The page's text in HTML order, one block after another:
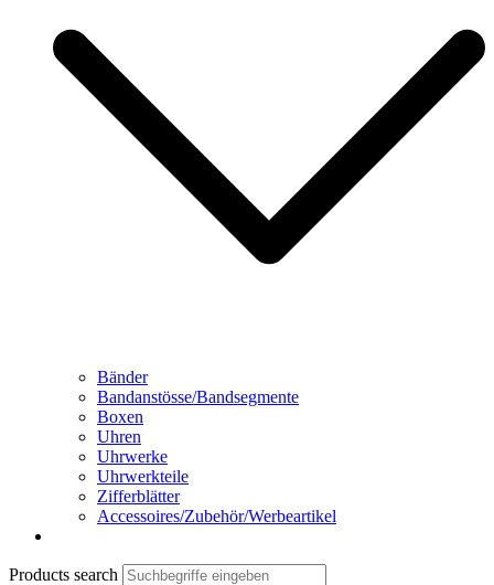
Bänder
Bandanstösse/Bandsegmente
Boxen
Uhren
Uhrwerke
Uhrwerkteile
Zifferblätter
Accessoires/Zubehör/Werbeartikel
Products search